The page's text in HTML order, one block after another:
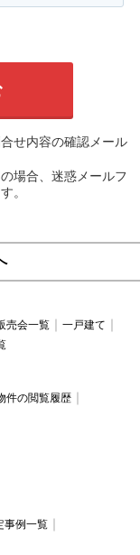
せ内容の確認メール
場合、迷惑メールフ
。
売会一覧
一戸建て
件の閲覧履歴
事例一覧